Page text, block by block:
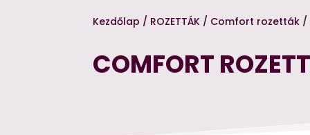
Kezdőlap / ROZETTÁK / Comfort rozetták /
COMFORT